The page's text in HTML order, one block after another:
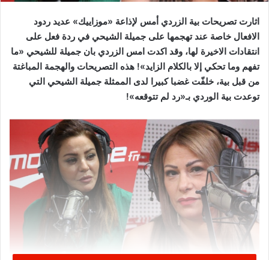
اثارت تصريحات بية الزردي أمس لإذاعة «موزاييك» عديد ردود
الافعال خاصة عند تهجمها على جميلة الشيحي في ردة فعل على
انتقادات الاخيرة لها، وقد اكدت امس الزردي بان جميلة للشيحي «ما
تفهم وما تحكي إلا بالكلام الزايد»! هذه التصريحات والهجمة المباغتة
من قبل بية، خلفّت غضبا كبيرا لدى الممثلة جميلة الشيحي التي
توعدت بية الوردي بـ«رد لم تتوقعه»!